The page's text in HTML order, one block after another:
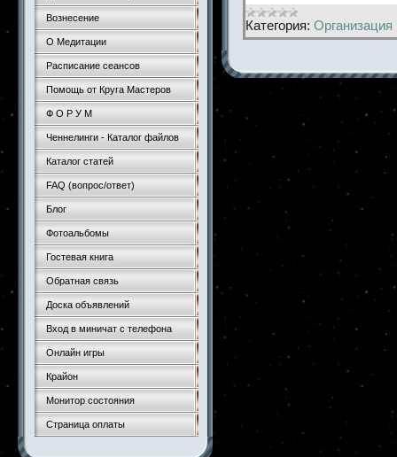
Вознесение
О Медитации
Расписание сеансов
Помощь от Круга Мастеров
Ф О Р У М
Ченнелинги - Каталог файлов
Каталог статей
FAQ (вопрос/ответ)
Блог
Фотоальбомы
Гостевая книга
Обратная связь
Доска объявлений
Вход в миничат с телефона
Онлайн игры
Крайон
Монитор состояния
Страница оплаты
Категория: